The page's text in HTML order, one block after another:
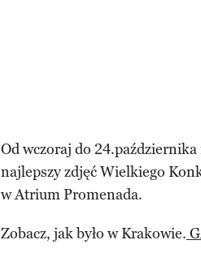
Od wczoraj do
najlepszy zdjęć Wielkiego
w Atrium Promenada.
Zobacz, jak było w Krakowie.